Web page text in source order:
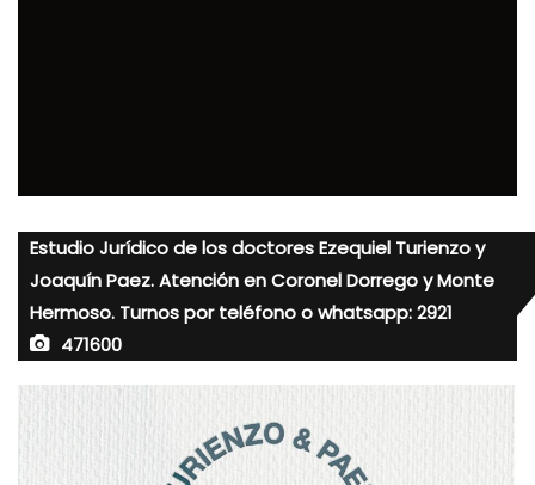
Estudio Jurídico de los doctores Ezequiel Turienzo y
Joaquín Paez. Atención en Coronel Dorrego y Monte
Hermoso. Turnos por teléfono o whatsapp: 2921
471600